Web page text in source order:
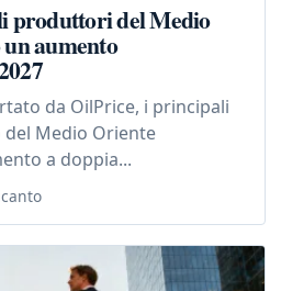
produttori del Medio
aumento
da OilPrice, i principali
Medio Oriente
a doppia...